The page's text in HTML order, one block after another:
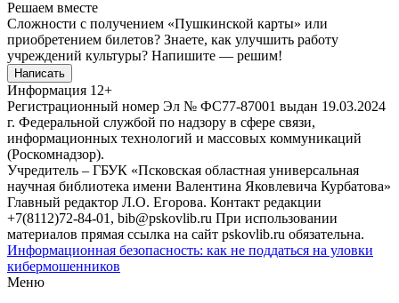
Решаем вместе
Сложности с получением «Пушкинской карты» или
приобретением билетов? Знаете, как улучшить работу
учреждений культуры? Напишите — решим!
Написать
Информация 12+
Регистрационный номер Эл № ФС77-87001 выдан 19.03.2024
г. Федеральной службой по надзору в сфере связи,
информационных технологий и массовых коммуникаций
(Роскомнадзор).
Учредитель – ГБУК «Псковская областная универсальная
научная библиотека имени Валентина Яковлевича Курбатова»
Главный редактор Л.О. Егорова. Контакт редакции
+7(8112)72-84-01, bib@pskovlib.ru При использовании
материалов прямая ссылка на сайт pskovlib.ru обязательна.
Информационная безопасность: как не поддаться на уловки
кибермошенников
Меню